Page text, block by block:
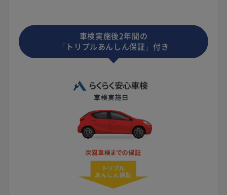
車検実施後2年間の
「トリプルあんしん保証」付き